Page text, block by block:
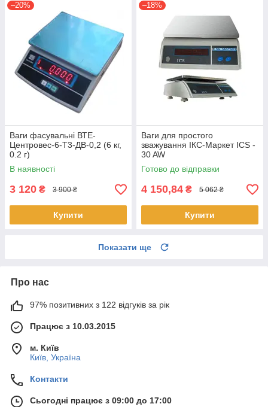
–20%
Ваги фасувальні ВТЕ-
Центровес-6-Т3-ДВ-0,2 (6 кг,
0.2 г)
В наявності
3 120 ₴ 3 900 ₴
Купити
–18%
Ваги для простого
зважування ІКС-Маркет ICS -
30 AW
Готово до відправки
4 150,84 ₴ 5 062 ₴
Купити
Показати ще
Про нас
97% позитивних з 122 відгуків за рік
Працює з 10.03.2015
м. Київ
Київ, Україна
Контакти
Сьогодні працює з 09:00 до 17:00